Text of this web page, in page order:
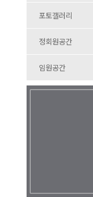
포토갤러리
정회원공간
임원공간